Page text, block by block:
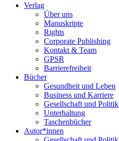
Verlag
Über uns
Manuskripte
Rights
Corporate Publishing
Kontakt & Team
GPSR
Barrierefreiheit
Bücher
Gesundheit und Leben
Business und Karriere
Gesellschaft und Politik
Unterhaltung
Taschenbücher
Autor*innen